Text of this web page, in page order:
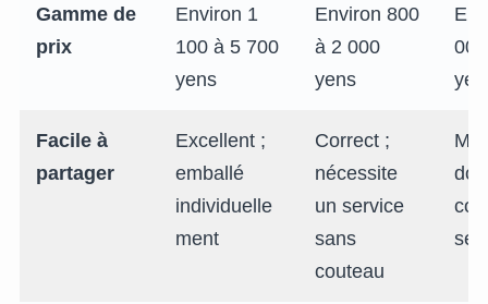
Gamme de
prix
Environ 1
100 à 5 700
yens
Environ 800
à 2 000
yens
Facile à
partager
Excellent ;
emballé
individuelle
ment
Correct ;
nécessite
un service
sans
couteau